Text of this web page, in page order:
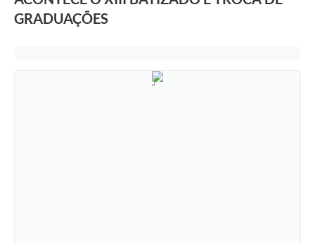
GRADUAÇÕES